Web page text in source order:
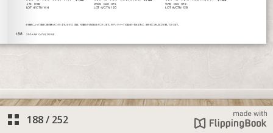
188/ 252